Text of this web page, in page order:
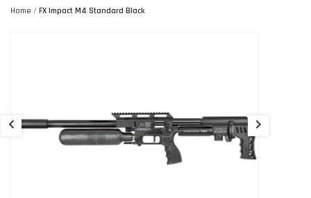
Home / FX Impact M4 Standard Black